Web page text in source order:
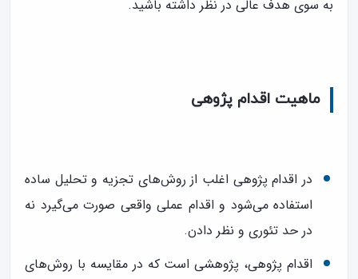
به سوی هدف عالی در نظر داشته باشید.
ماهیت اقدام پژوهی
در اقدام پژوهی اغلب از روش‌هاى تجزیه و تحلیل ساده
استفاده مى‌‌شود و اقدام عملی واقعی صورت می‌گیرد نه
در حد تئوری و نظر دادن.
اقدام پژوهى، پژوهشى است كه در مقایسه با روش‌هاى